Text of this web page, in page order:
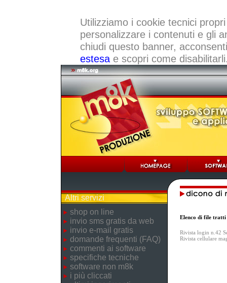
Utilizziamo i cookie tecnici
personalizzare i contenuti e gli
chiudi questo banner,
estesae scopri come
Altri servizi
shop on line
invio sms gratis da web
invio e-mail gratis
domande frequenti (FAQ)
commenti ai software
specifiche tecniche
software non m8k
i più cliccati
Elenco di file tratti
Rivista login n.42
Rivista cellulare